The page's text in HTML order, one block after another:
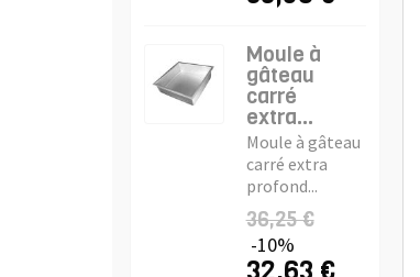
Moule à
gâteau
carré
extra...
Moule à gâteau
carré extra
profond...
36,25 €
-10%